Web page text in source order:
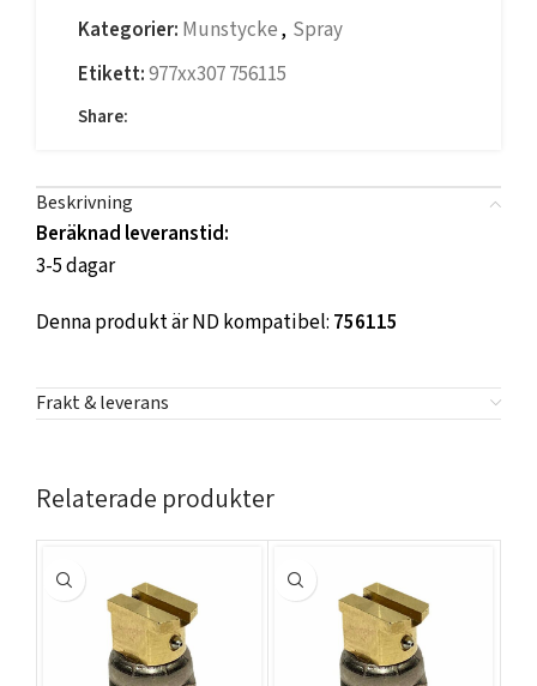
Kategorier: Munstycke, Spray
Etikett:977xx307 756115
Share:
Beskrivning
Beräknad leveranstid:
3-5 dagar
Denna produkt är ND kompatibel: 756115
Frakt & leverans
Relaterade produkter